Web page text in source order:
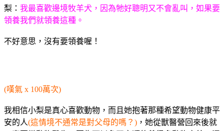
梨： 我最喜歡邊境牧羊犬，因為牠好聰明又不會亂叫，如果要
領養我們就領養這種。
不好意思，沒有要領養喔！
(嘆氣 x 100萬次)
我相信小梨是真心喜歡動物，而且她抱著那種希望動物健康平
安的人(這情境不通常是對父母的嗎？) ，她從獸醫營回來後就